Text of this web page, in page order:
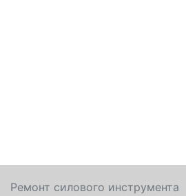
Ремонт силового инструмента